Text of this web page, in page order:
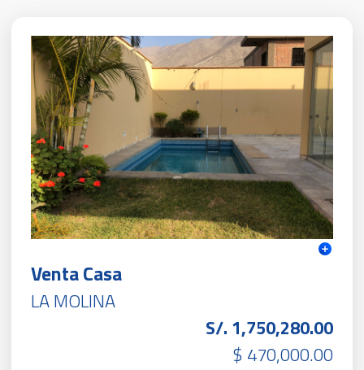
Venta Casa
LA MOLINA
S/. 1,750,280.00
$ 470,000.00